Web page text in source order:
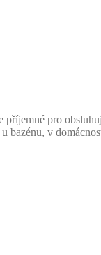
pro
bazénu, v